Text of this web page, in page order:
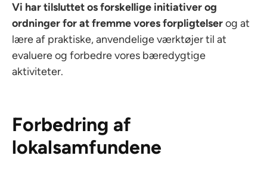
Vi har tilsluttet os forskellige initiativer og
ordninger for at fremme vores forpligtelserog at
lære af praktiske, anvendelige værktøjer til at
evaluere og forbedre vores bæredygtige
aktiviteter.
Forbedring af
lokalsamfundene